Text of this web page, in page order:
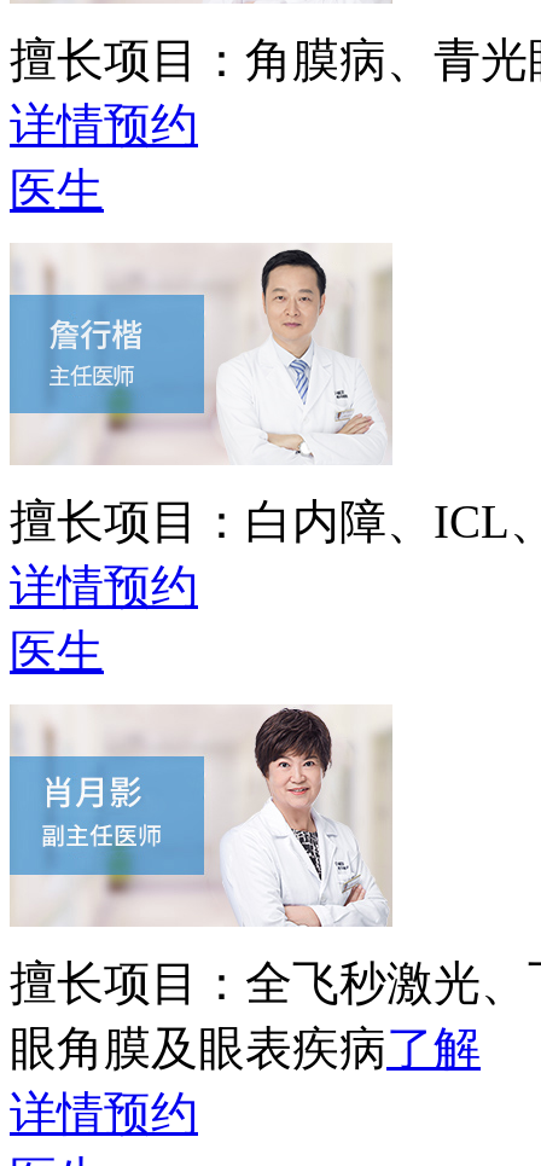
擅长项目： 角膜病、青
详情预约
医生
擅长项目： 白内障、ICL
详情预约
医生
擅长项目： 全飞秒激光
眼角膜及眼表疾病了解
详情预约